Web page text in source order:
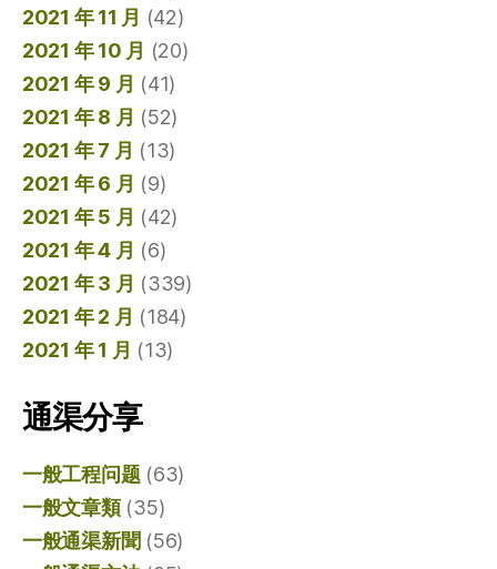
2021 年 11 月 (42)
2021 年 10 月 (20)
2021 年 9 月 (41)
2021 年 8 月 (52)
2021 年 7 月 (13)
2021 年 6 月 (9)
2021 年 5 月 (42)
2021 年 4 月 (6)
2021 年 3 月 (339)
2021 年 2 月 (184)
2021 年 1 月 (13)
通渠分享
一般工程问题(63)
一般文章類(35)
一般通渠新聞 (56)